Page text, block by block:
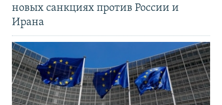
новых санкциях против России и
Ирана